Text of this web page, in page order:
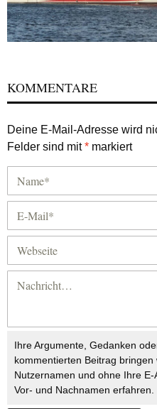
KOMMENTARE
Deine E-Mail-Adresse wird
Felder sind mit* markiert
Ihre Argumente, Gedanken
kommentierten Beitrag
Nutzernamen und ohne Ihre
Vor- und Nachnamen erfahren.